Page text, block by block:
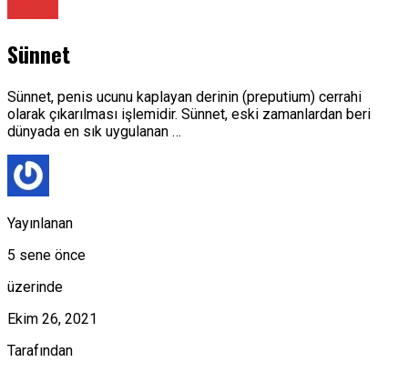
Sünnet
Sünnet, penis ucunu kaplayan derinin (preputium) cerrahi
olarak çıkarılması işlemidir. Sünnet, eski zamanlardan beri
dünyada en sık uygulanan …
Yayınlanan
5 sene önce
üzerinde
Ekim 26, 2021
Tarafından